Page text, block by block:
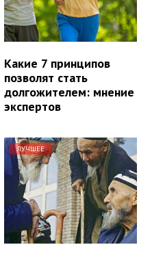
Какие 7 принципов
позволят стать
долгожителем: мнение
экспертов
ЛУЧШЕЕ